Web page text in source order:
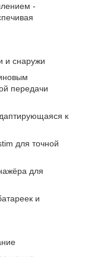
-
и снаружи
передачи
к
для точной
для
и